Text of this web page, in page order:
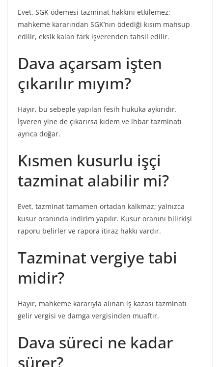
Evet. SGK ödemesi tazminat hakkını etkilemez;
mahkeme kararından SGK’nın ödediği kısım mahsup
edilir, eksik kalan fark işverenden tahsil edilir.
Dava açarsam işten
çıkarılır mıyım?
Hayır, bu sebeple yapılan fesih hukuka aykırıdır.
İşveren yine de çıkarırsa kıdem ve ihbar tazminatı
ayrıca doğar.
Kısmen kusurlu işçi
tazminat alabilir mi?
Evet, tazminat tamamen ortadan kalkmaz; yalnızca
kusur oranında indirim yapılır. Kusur oranını bilirkişi
raporu belirler ve rapora itiraz hakkı vardır.
Tazminat vergiye tabi
midir?
Hayır, mahkeme kararıyla alınan iş kazası tazminatı
gelir vergisi ve damga vergisinden muaftır.
Dava süreci ne kadar
sürer?